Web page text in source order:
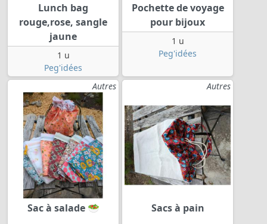
Lunch bag
rouge,rose, sangle
jaune
1 u
Peg'idées
Pochette de voyage
pour bijoux
1 u
Peg'idées
Autres
Sac à salade 🥗
Autres
Sacs à pain